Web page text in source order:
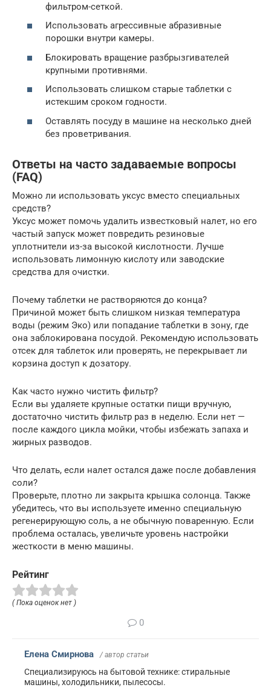
фильтром-сеткой.
Использовать агрессивные абразивные
порошки внутри камеры.
Блокировать вращение разбрызгивателей
крупными противнями.
Использовать слишком старые таблетки с
истекшим сроком годности.
Оставлять посуду в машине на несколько дней
без проветривания.
Ответы на часто задаваемые вопросы
(FAQ)
Можно ли использовать уксус вместо специальных
средств?
Уксус может помочь удалить известковый налет, но его
частый запуск может повредить резиновые
уплотнители из-за высокой кислотности. Лучше
использовать лимонную кислоту или заводские
средства для очистки.
Почему таблетки не растворяются до конца?
Причиной может быть слишком низкая температура
воды (режим Эко) или попадание таблетки в зону, где
она заблокирована посудой. Рекомендую использовать
отсек для таблеток или проверять, не перекрывает ли
корзина доступ к дозатору.
Как часто нужно чистить фильтр?
Если вы удаляете крупные остатки пищи вручную,
достаточно чистить фильтр раз в неделю. Если нет —
после каждого цикла мойки, чтобы избежать запаха и
жирных разводов.
Что делать, если налет остался даже после добавления
соли?
Проверьте, плотно ли закрыта крышка солонца. Также
убедитесь, что вы используете именно специальную
регенерирующую соль, а не обычную поваренную. Если
проблема осталась, увеличьте уровень настройки
жесткости в меню машины.
Рейтинг
( Пока оценок нет )
0
Елена Смирнова / автор статьи
Специализируюсь на бытовой технике: стиральные
машины, холодильники, пылесосы.